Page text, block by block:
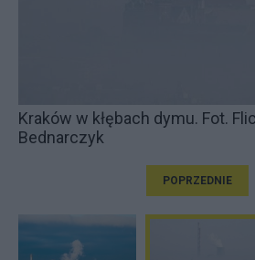
Kraków w kłębach dymu. Fot.
Bednarczyk
POPRZEDNIE